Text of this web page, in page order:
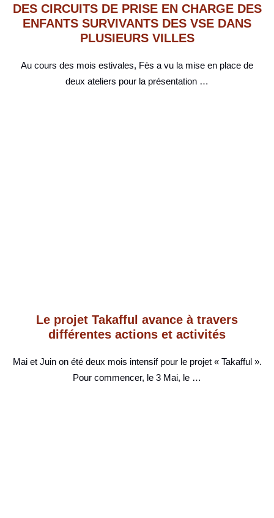
DES CIRCUITS DE PRISE EN CHARGE DES
ENFANTS SURVIVANTS DES VSE DANS
PLUSIEURS VILLES
Au cours des mois estivales, Fès a vu la mise en place de
deux ateliers pour la présentation …
Le projet Takafful avance à travers
différentes actions et activités
Mai et Juin on été deux mois intensif pour le projet « Takafful ».
Pour commencer, le 3 Mai, le …